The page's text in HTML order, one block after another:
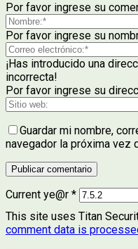
Por favor ingrese su
Por favor ingrese su
¡Has introducido una
incorrecta!
Por favor ingrese su
Guardar mi nombre,
navegador la próxima vez
Current ye@r *
This site uses Titan
comment data is